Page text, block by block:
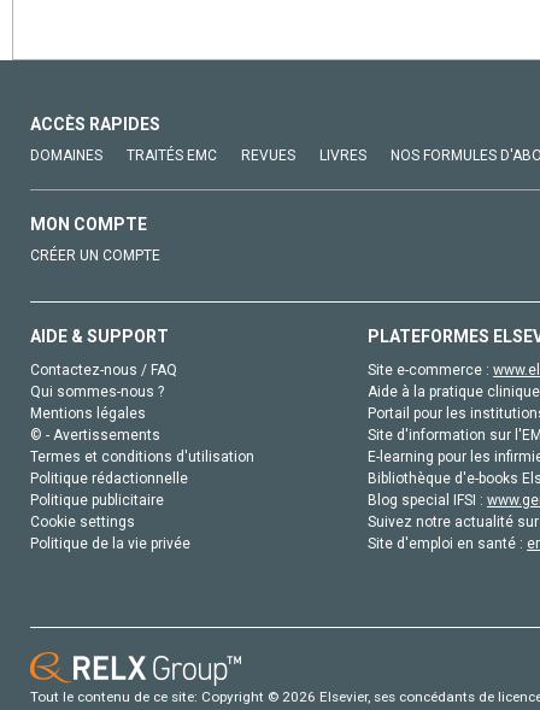
ACCÈS RAPIDES
DOMAINES TRAITÉS EMC REVUES LIVRES NOS FORMULES
MON COMPTE
CRÉER UN COMPTE
AIDE & SUPPORT
Contactez-nous / FAQ
Qui sommes-nous ?
Mentions légales
© - Avertissements
Termes et conditions d'utilisation
Politique rédactionnelle
Politique publicitaire
Cookie settings
Politique de la vie privée
PLATEFORMES
Site e-commerce :
Aide à la pratique
Portail pour les
Site d'information sur
E-learning pour les
Bibliothèque d'e-books
Blog special IFSI :
Suivez notre actualité
Site d'emploi en santé :
Tout le contenu de ce site: Copyright © 2026 Elsevier, ses concédants de